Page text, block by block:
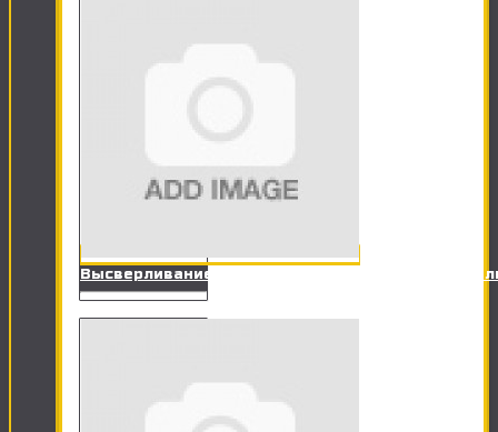
Высверливание отверстия под точечный